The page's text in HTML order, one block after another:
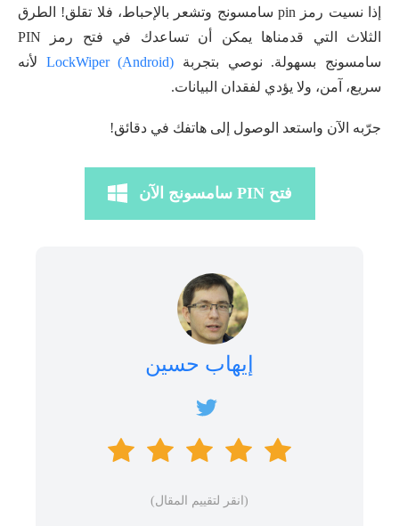
إذا نسيت رمز pin سامسونج وتشعر بالإحباط، فلا تقلق! الطرق
الثلاث التي قدمناها يمكن أن تساعدك في فتح رمز PIN
سامسونج بسهولة. نوصي بتجربة LockWiper (Android) لأنه
سريع، آمن، ولا يؤدي لفقدان البيانات.
جرّبه الآن واستعد الوصول إلى هاتفك في دقائق!
فتح PIN سامسونج الآن
إيهاب حسين
(انقر لتقييم المقال)